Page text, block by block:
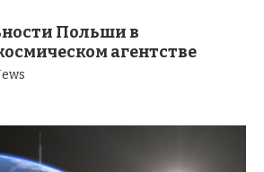
Польши в
агентстве